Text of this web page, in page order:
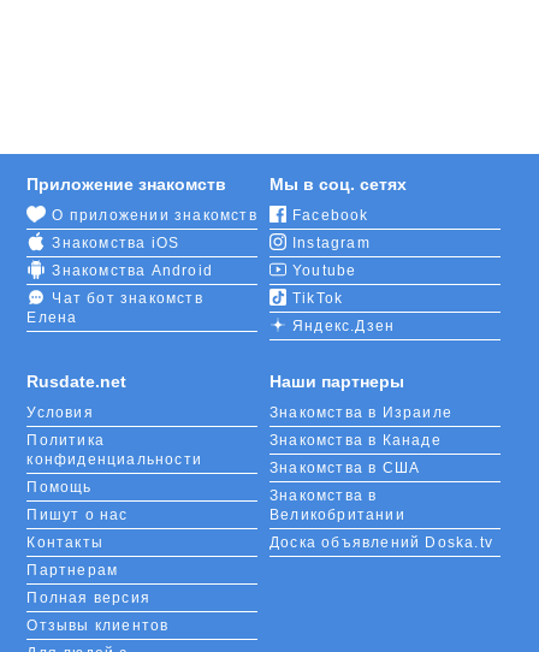
Rusdate.net
Условия
Политика
конфиденциальности
Помощь
Пишут о нас
Контакты
Партнерам
Полная версия
Отзывы клиентов
Приложение знакомств
О приложении знакомств
Знакомства iOS
Знакомства Android
Чат бот знакомств
Елена
Мы в соц. сетях
Facebook
Instagram
Youtube
TikTok
Яндекс.Дзен
Наши партнеры
Знакомства в Израиле
Знакомства в Канаде
Знакомства в США
Знакомства в
Великобритании
Доска объявлений Doska.tv